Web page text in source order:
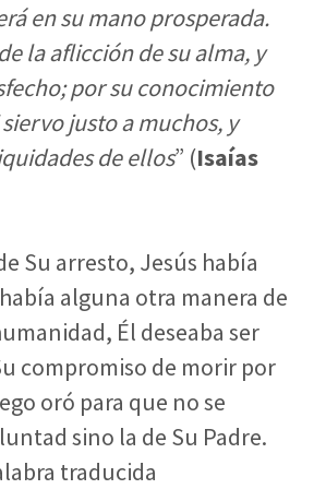
en su mano prosperada.
la aflicción de su alma, y
por su conocimiento
justo a muchos, y
de ellos” (Isaías
Su arresto, Jesús había
alguna otra manera de
Él deseaba ser
compromiso de morir por
oró para que no se
sino la de Su Padre.
traducida